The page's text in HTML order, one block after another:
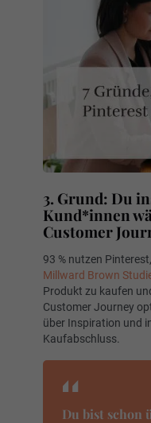
3. Grund: Du
Kund*innen
Customer
93 % nutzen
Millward Brown
Produkt zu kaufen
Customer Journey
über Inspiration und
Kaufabschluss.
Du bist schon